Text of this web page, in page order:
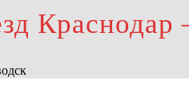
Краснодар